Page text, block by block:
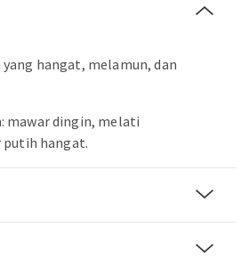
hangat, melamun, dan
mawar dingin, melati
putih hangat.